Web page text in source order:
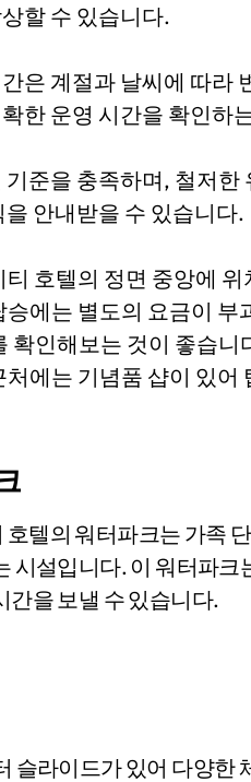
할 수 있습니다.
은 계절과 날씨에 따라
한 운영 시간을 확인하
기준을 충족하며, 철저
안내받을 수 있습니다.
호텔의 정면 중앙에
승에는 별도의 요금이
확인해보는 것이 좋습니
에는 기념품 샵이 있
텔의 워터파크는 가족
시설입니다. 이 워터파
간을 보낼 수 있습니다.
슬라이드가 있어 다양한